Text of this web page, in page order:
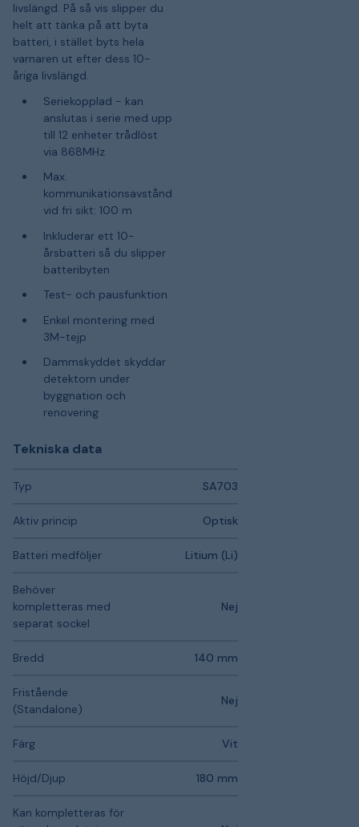
livslängd. På så vis slipper du
helt att tänka på att byta
batteri, i stället byts hela
varnaren ut efter dess 10-
åriga livslängd.
Seriekopplad - kan
anslutas i serie med upp
till 12 enheter trådlöst
via 868MHz
Max.
kommunikationsavstånd
vid fri sikt: 100 m
Inkluderar ett 10-
årsbatteri så du slipper
batteribyten
Test- och pausfunktion
Enkel montering med
3M-tejp
Dammskyddet skyddar
detektorn under
byggnation och
renovering
Tekniska data
Typ SA703
Aktiv princip Optisk
Batteri medföljer Litium (Li)
Behöver
kompletteras med
separat sockel
Nej
Bredd 140 mm
Fristående
(Standalone)
Nej
Färg Vit
Höjd/Djup 180 mm
Kan kompletteras för